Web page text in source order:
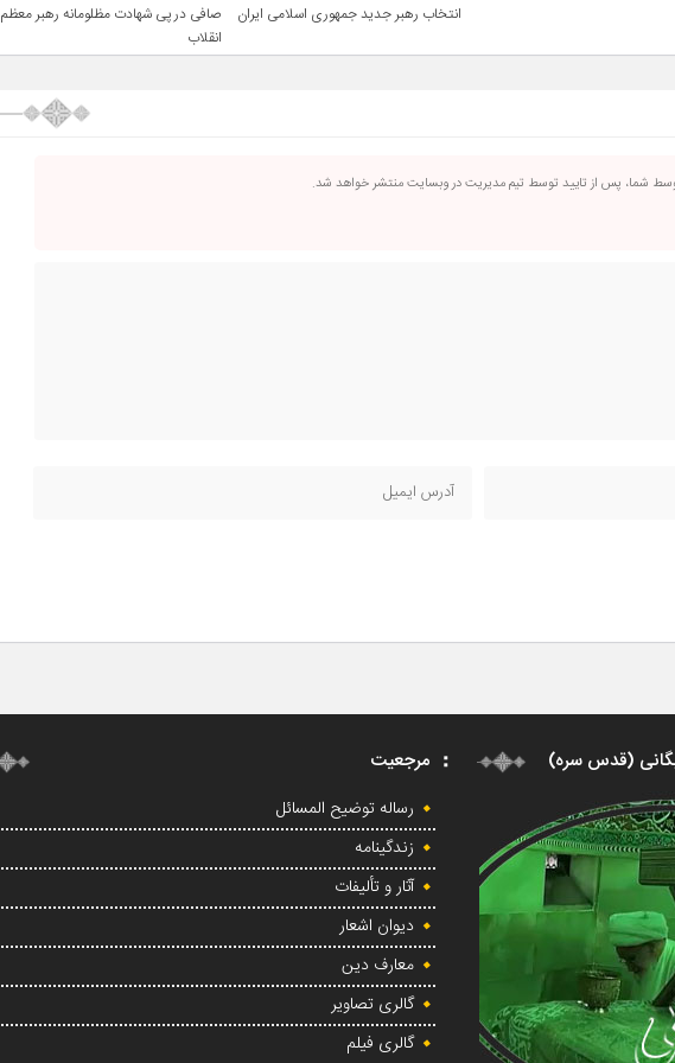
انتخاب رهبر جدید جمهوری اسلامی ایران
صافی در پی شهادت مظلومانه رهبر معظم
انقلاب
شما، پس از تایید توسط تیم مدیریت در وبسایت منتشر خواهد شد.
(قدس سره) مرجعیت
رساله توضیح المسائل
زندگینامه
آثار و تألیفات
دیوان اشعار
معارف دین
گالری تصاویر
گالری فیلم